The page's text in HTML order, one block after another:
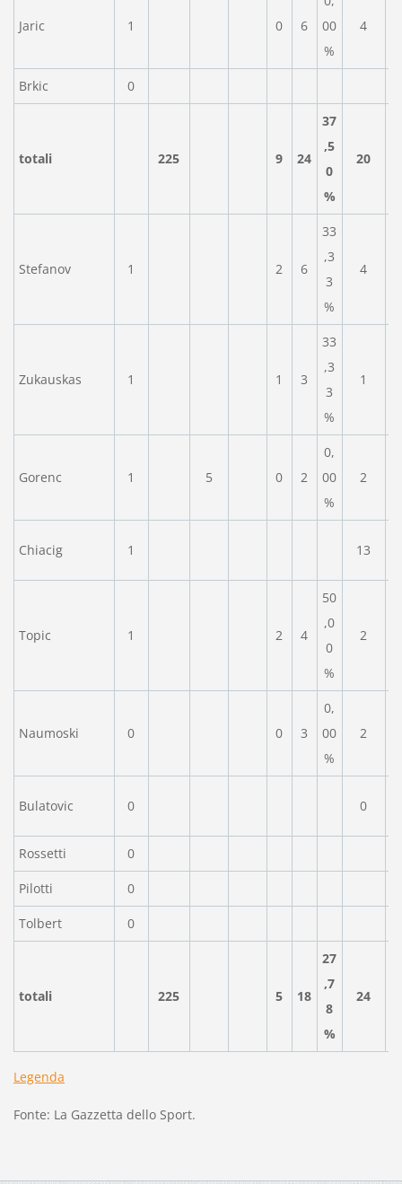
Jaric 1 0 6
00
%
4
Brkic 0
totali 225 9 24
37
,5
0
%
20
Stefanov 1 2 6
33
,3
3
%
4
Zukauskas 1 1 3
33
,3
3
%
1
Gorenc 1 5 0 2
0,
00
%
2
Chiacig 1 13
Topic 1 2 4
50
,0
0
%
2
Naumoski 0 0 3
0,
00
%
2
Bulatovic 0 0
Rossetti 0
Pilotti 0
Tolbert 0
totali 225 5 18
27
,7
8
%
24
Legenda
Fonte: La Gazzetta dello Sport.